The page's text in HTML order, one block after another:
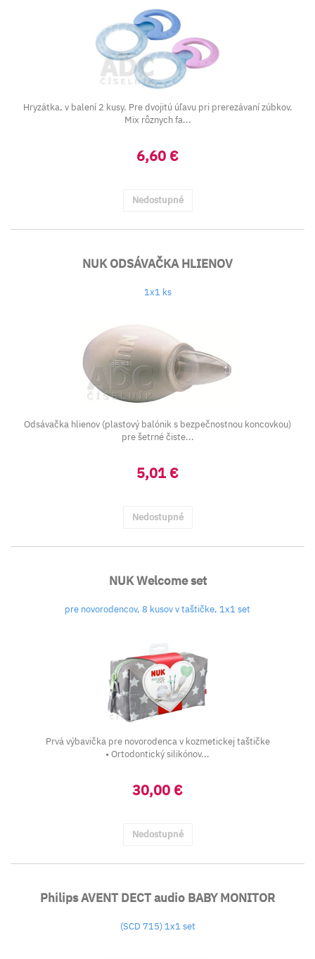
Hryzátka, v balení 2 kusy. Pre dvojitú úľavu pri prerezávaní zúbkov.
Mix rôznych fa...
6,60 €
Nedostupné
NUK ODSÁVAČKA HLIENOV
1x1 ks
Odsávačka hlienov (plastový balónik s bezpečnostnou koncovkou)
pre šetrné čiste...
5,01 €
Nedostupné
NUK Welcome set
pre novorodencov, 8 kusov v taštičke, 1x1 set
Prvá výbavička pre novorodenca v kozmetickej taštičke
• Ortodontický silikónov...
30,00 €
Nedostupné
Philips AVENT DECT audio BABY MONITOR
(SCD 715) 1x1 set